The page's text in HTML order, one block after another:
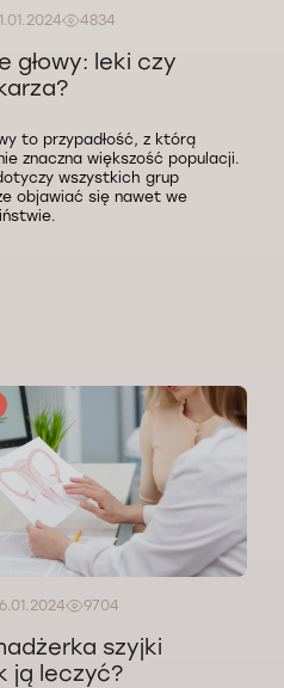
4834
głowy: leki czy
to przypadłość, z którą
znaczna większość populacji.
wszystkich grup
objawiać się nawet we
9704
szyjki
ją leczyć?